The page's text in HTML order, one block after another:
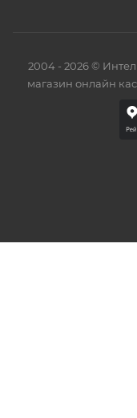
2004 - 2026 ©
магазин онлайн